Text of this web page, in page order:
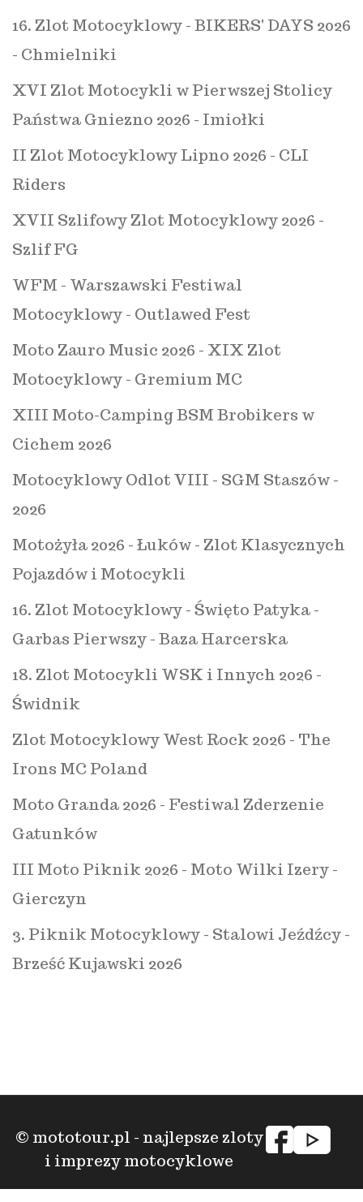
16. Zlot Motocyklowy - BIKERS' DAYS 2026
- Chmielniki
XVI Zlot Motocykli w Pierwszej Stolicy
Państwa Gniezno 2026 - Imiołki
II Zlot Motocyklowy Lipno 2026 - CLI
Riders
XVII Szlifowy Zlot Motocyklowy 2026 -
Szlif FG
WFM - Warszawski Festiwal
Motocyklowy - Outlawed Fest
Moto Zauro Music 2026 - XIX Zlot
Motocyklowy - Gremium MC
XIII Moto-Camping BSM Brobikers w
Cichem 2026
Motocyklowy Odlot VIII - SGM Staszów -
2026
Motożyła 2026 - Łuków - Zlot Klasycznych
Pojazdów i Motocykli
16. Zlot Motocyklowy - Święto Patyka -
Garbas Pierwszy - Baza Harcerska
18. Zlot Motocykli WSK i Innych 2026 -
Świdnik
Zlot Motocyklowy West Rock 2026 - The
Irons MC Poland
Moto Granda 2026 - Festiwal Zderzenie
Gatunków
III Moto Piknik 2026 - Moto Wilki Izery -
Gierczyn
3. Piknik Motocyklowy - Stalowi Jeźdźcy -
Brześć Kujawski 2026
© mototour.pl - najlepsze zloty
i imprezy motocyklowe